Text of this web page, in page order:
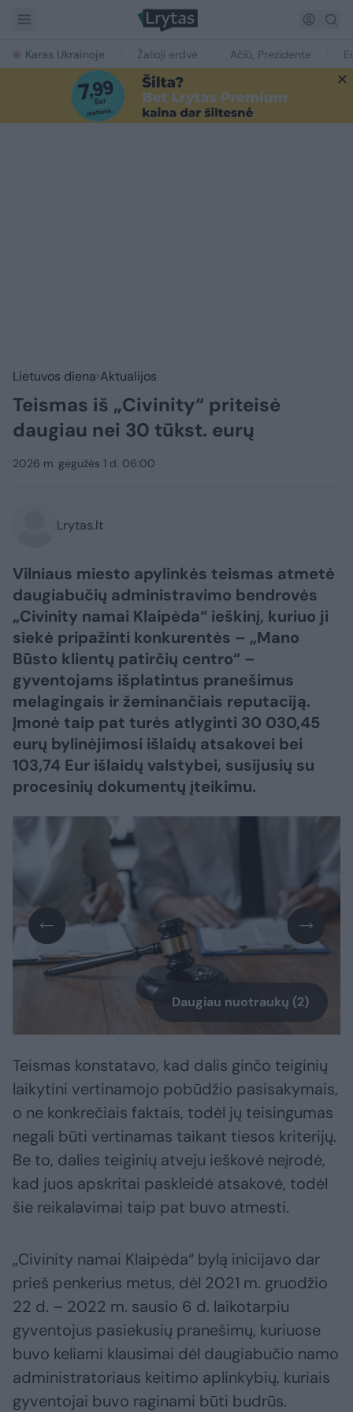
Karas Ukrainoje Žalioji erdvė Ačiū, Prezidente
Lietuvos diena Aktualijos
Teismas iš „Civinity“ priteisė
daugiau nei 30 tūkst. eurų
2026 m. gegužės 1 d. 06:00
Lrytas.lt
Vilniaus miesto apylinkės teismas atmetė
daugiabučių administravimo bendrovės
„Civinity namai Klaipėda“ ieškinį, kuriuo ji
siekė pripažinti konkurentės – „Mano
Būsto klientų patirčių centro“ –
gyventojams išplatintus pranešimus
melagingais ir žeminančiais reputaciją.
Įmonė taip pat turės atlyginti 30 030,45
eurų bylinėjimosi išlaidų atsakovei bei
103,74 Eur išlaidų valstybei, susijusių su
procesinių dokumentų įteikimu.
Daugiau nuotraukų (2)
Teismas konstatavo, kad dalis ginčo teiginių
laikytini vertinamojo pobūdžio pasisakymais,
o ne konkrečiais faktais, todėl jų teisingumas
negali būti vertinamas taikant tiesos kriterijų.
Be to, dalies teiginių atveju ieškovė neįrodė,
kad juos apskritai paskleidė atsakovė, todėl
šie reikalavimai taip pat buvo atmesti.
„Civinity namai Klaipėda“ bylą inicijavo dar
prieš penkerius metus, dėl 2021 m. gruodžio
22 d. – 2022 m. sausio 6 d. laikotarpiu
gyventojus pasiekusių pranešimų, kuriuose
buvo keliami klausimai dėl daugiabučio namo
administratoriaus keitimo aplinkybių, kuriais
gyventojai buvo raginami būti budrūs.